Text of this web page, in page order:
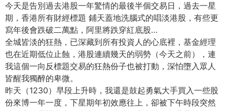
今天是告別過去港股一年驚情的最後半個交易日，過去一星
期，香港所有財經標題 鋪天蓋地洗腦式的唱淡港股，有些更
寫年後會跌破二萬點，阿里將跌穿紅底股…
全城皆淡的狂熱，已深藏到所有投資人的心底裡，基金經理
也在近期低位止蝕，港股連續幾天的弱勢（今天之前），連
我這個一向反標題交易的狂熱份子也被打動，深怕墮入眾人
皆醒我獨醉的卑微。
昨天（1230）早段上升時，我還是鼓起勇氣大手買入一些股
份來博一年一度，下星期年初效應往上，卻被下午時段突然